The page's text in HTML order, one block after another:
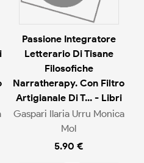
Passione Integratore
Letterario Di Tisane
Filosofiche
Narratherapy. Con Filtro
Artigianale Di T... - Libri
Gaspari Ilaria Urru Monica
Mol
5.90 €